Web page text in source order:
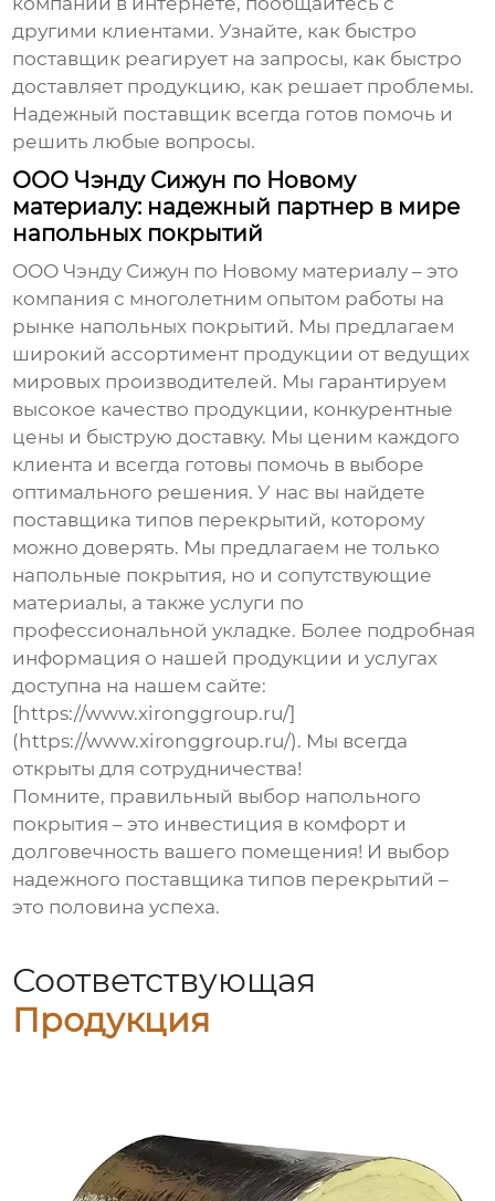
другими клиентами. Узнайте, как быстро
поставщик реагирует на запросы, как быстро
доставляет продукцию, как решает проблемы.
Надежный поставщик всегда готов помочь и
решить любые вопросы.
ООО Чэнду Сижун по Новому
материалу: надежный партнер в мире
напольных покрытий
ООО Чэнду Сижун по Новому материалу – это
компания с многолетним опытом работы на
рынке напольных покрытий. Мы предлагаем
широкий ассортимент продукции от ведущих
мировых производителей. Мы гарантируем
высокое качество продукции, конкурентные
цены и быструю доставку. Мы ценим каждого
клиента и всегда готовы помочь в выборе
оптимального решения. У нас вы найдете
поставщика типов перекрытий, которому
можно доверять. Мы предлагаем не только
напольные покрытия, но и сопутствующие
материалы, а также услуги по
профессиональной укладке. Более подробная
информация о нашей продукции и услугах
доступна на нашем сайте:
[https://www.xironggroup.ru/]
(https://www.xironggroup.ru/). Мы всегда
открыты для сотрудничества!
Помните, правильный выбор напольного
покрытия – это инвестиция в комфорт и
долговечность вашего помещения! И выбор
надежного поставщика типов перекрытий –
это половина успеха.
Соответствующая
Продукция